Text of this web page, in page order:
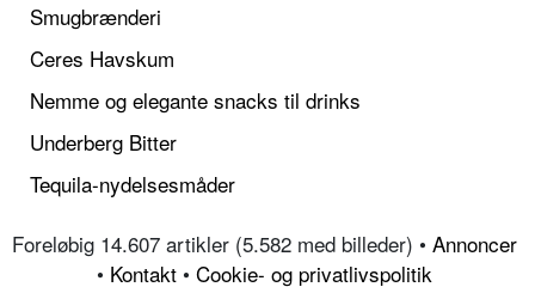
Smugbrænderi
Ceres Havskum
Nemme og elegante snacks til drinks
Underberg Bitter
Tequila-nydelsesmåder
Foreløbig 14.607 artikler (5.582 med billeder) • Annoncer
• Kontakt • Cookie- og privatlivspolitik